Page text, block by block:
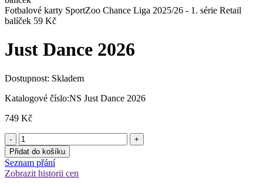
Fotbalové karty SportZoo Chance Liga 2025/26 - 1. série Retail
balíček 59 Kč
Just Dance 2026
Dostupnost: Skladem
Katalogové číslo:NS Just Dance 2026
749 Kč
Přidat do košíku
Seznam přání
Zobrazit historii cen